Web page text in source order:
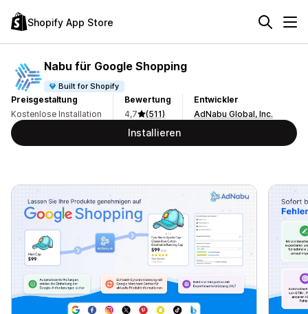
Shopify App Store
Nabu für Google Shopping
Built for Shopify
Preisgestaltung
Kostenlose Installation
Bewertung
4,7
(511)
Entwickler
AdNabu Global, Inc.
Installieren